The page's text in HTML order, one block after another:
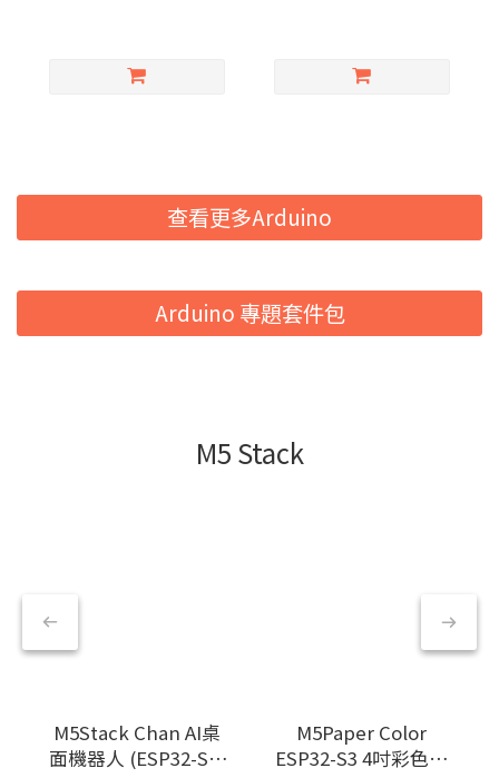
查看更多Arduino
Arduino 專題套件包
M5 Stack
M5Stack Chan AI桌
面機器人 (ESP32-S3)
M5Paper Color
ESP32-S3 4吋彩色電